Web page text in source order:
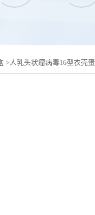
> 人乳头状瘤病毒16型衣壳